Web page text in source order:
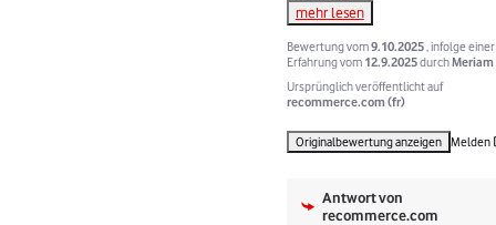
mehr lesen
Bewertung vom9.10.2025 , infolge einer
Erfahrung vom 12.9.2025durchMeriam
Ursprünglich veröffentlicht auf
recommerce.com (fr)
Originalbewertung anzeigen Melden
Antwort von
recommerce.com